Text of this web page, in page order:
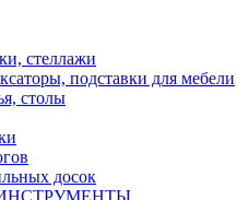
стеллажи
подставки для мебели
столы
досок